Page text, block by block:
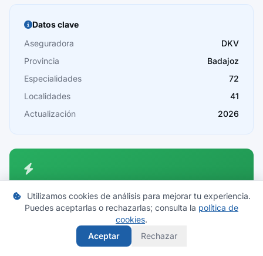
Burgos
Cáceres
Cádiz
Cantabria
Castellón
Córdoba
Cuenca
Datos clave
Aseguradora
DKV
Provincia
Badajoz
Especialidades
72
Localidades
41
Actualización
2026
Encuentra las mejores ofertas de seguros de salud en tu
Comparar precios
Utilizamos cookies de análisis para mejorar tu experiencia.
Puedes aceptarlas o rechazarlas; consulta la política de
cookies.
Aceptar
Rechazar